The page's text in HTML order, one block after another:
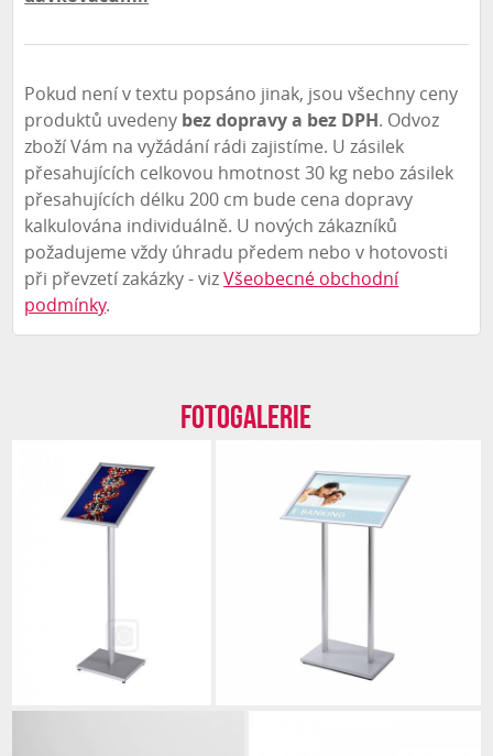
Pokud není v textu popsáno jinak, jsou všechny ceny
produktů uvedeny bez dopravy a bez DPH. Odvoz
zboží Vám na vyžádání rádi zajistíme. U zásilek
přesahujících celkovou hmotnost 30 kg nebo zásilek
přesahujících délku 200 cm bude cena dopravy
kalkulována individuálně. U nových zákazníků
požadujeme vždy úhradu předem nebo v hotovosti
při převzetí zakázky - vizVšeobecné obchodní
podmínky.
Fotogalerie